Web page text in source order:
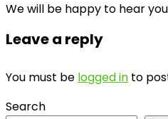
We will be happy to hear
Leave a reply
You must be logged in to
Search